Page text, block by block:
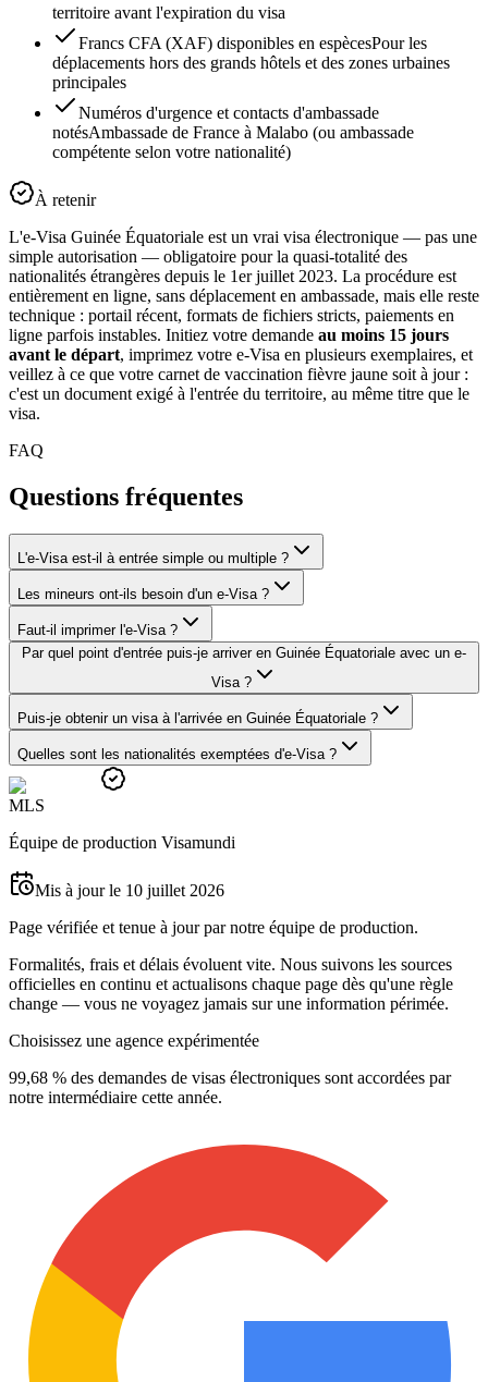
territoire avant l'expiration du visa
Francs CFA (XAF) disponibles en espècesPour les
déplacements hors des grands hôtels et des zones urbaines
principales
Numéros d'urgence et contacts d'ambassade
notésAmbassade de France à Malabo (ou ambassade
compétente selon votre nationalité)
À retenir
L'e-Visa Guinée Équatoriale est un vrai visa électronique — pas une
simple autorisation — obligatoire pour la quasi-totalité des
nationalités étrangères depuis le 1er juillet 2023. La procédure est
entièrement en ligne, sans déplacement en ambassade, mais elle reste
technique : portail récent, formats de fichiers stricts, paiements en
ligne parfois instables. Initiez votre demande au moins 15 jours
avant le départ, imprimez votre e-Visa en plusieurs exemplaires, et
veillez à ce que votre carnet de vaccination fièvre jaune soit à jour :
c'est un document exigé à l'entrée du territoire, au même titre que le
visa.
FAQ
Questions fréquentes
L'e-Visa est-il à entrée simple ou multiple ?
Les mineurs ont-ils besoin d'un e-Visa ?
Faut-il imprimer l'e-Visa ?
Par quel point d'entrée puis-je arriver en Guinée Équatoriale avec un e-
Visa ?
Puis-je obtenir un visa à l'arrivée en Guinée Équatoriale ?
Quelles sont les nationalités exemptées d'e-Visa ?
MLS
Équipe de production Visamundi
Mis à jour le 10 juillet 2026
Page vérifiée et tenue à jour par notre équipe de production.
Formalités, frais et délais évoluent vite. Nous suivons les sources
officielles en continu et actualisons chaque page dès qu'une règle
change — vous ne voyagez jamais sur une information périmée.
Choisissez une agence expérimentée
99,68 % des demandes de visas électroniques sont accordées par
notre intermédiaire cette année.